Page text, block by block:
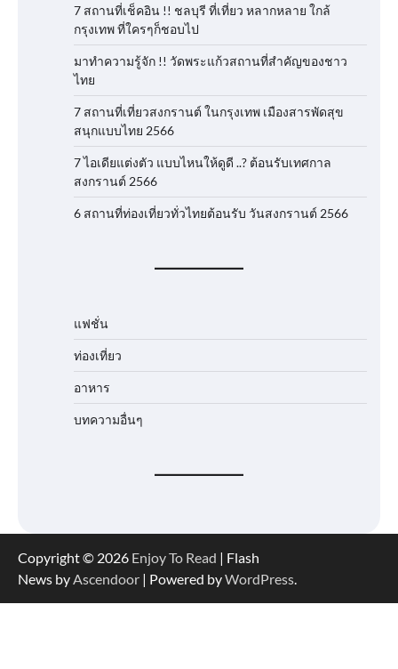
7 สถานที่เช็คอิน !! ชลบุรี ที่เที่ยว หลากหลาย ใกล้
กรุงเทพ ที่ใครๆก็ชอบไป
มาทำความรู้จัก !! วัดพระแก้วสถานที่สำคัญของชาว
ไทย
7 สถานที่เที่ยวสงกรานต์ ในกรุงเทพ เมืองสารพัดสุข
สนุกแบบไทย 2566
7 ไอเดียแต่งตัว แบบไหนให้ดูดี ..? ต้อนรับเทศกาล
สงกรานต์ 2566
6 สถานที่ท่องเที่ยวทั่วไทยต้อนรับ วันสงกรานต์ 2566
แฟชั่น
ท่องเที่ยว
อาหาร
บทความอื่นๆ
Copyright © 2026 Enjoy To Read | Flash
News byAscendoor | Powered byWordPress.